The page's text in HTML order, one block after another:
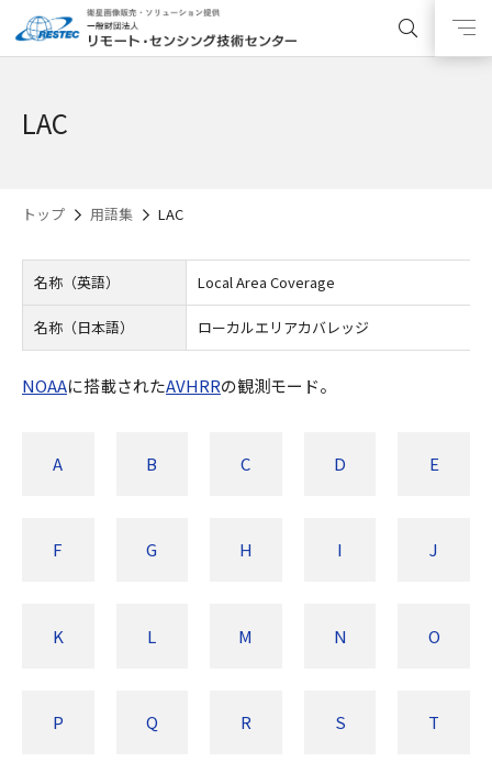
LAC
トップ 用語集 LAC
名称（英語） Local Area Coverage
名称（日本語） ローカルエリアカバレッジ
NOAAに搭載されたAVHRRの観測モード。
A B C D E
F G H I J
K L M N O
P Q R S T